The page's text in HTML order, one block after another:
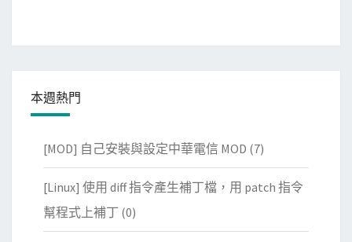
本週熱門
[MOD] 自己安裝與設定中華電信 MOD (7)
[Linux] 使用 diff 指令產生補丁檔，用 patch 指令
幫程式上補丁 (0)